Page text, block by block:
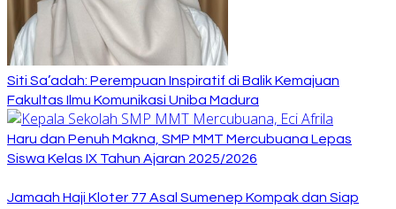
Siti Sa’adah: Perempuan Inspiratif di Balik Kemajuan
Fakultas Ilmu Komunikasi Uniba Madura
Haru dan Penuh Makna, SMP MMT Mercubuana Lepas
Siswa Kelas IX Tahun Ajaran 2025/2026
Jamaah Haji Kloter 77 Asal Sumenep Kompak dan Siap